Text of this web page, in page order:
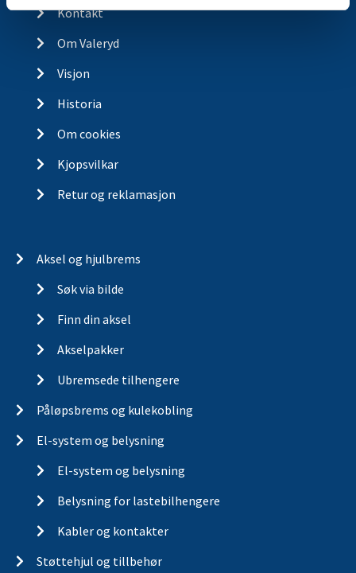
Kontakt
Om Valeryd
Visjon
Historia
Om cookies
Kjopsvilkar
Retur og reklamasjon
Aksel og hjulbrems
Søk via bilde
Finn din aksel
Akselpakker
Ubremsede tilhengere
Påløpsbrems og kulekobling
El-system og belysning
El-system og belysning
Belysning for lastebilhengere
Kabler og kontakter
Støttehjul og tillbehør